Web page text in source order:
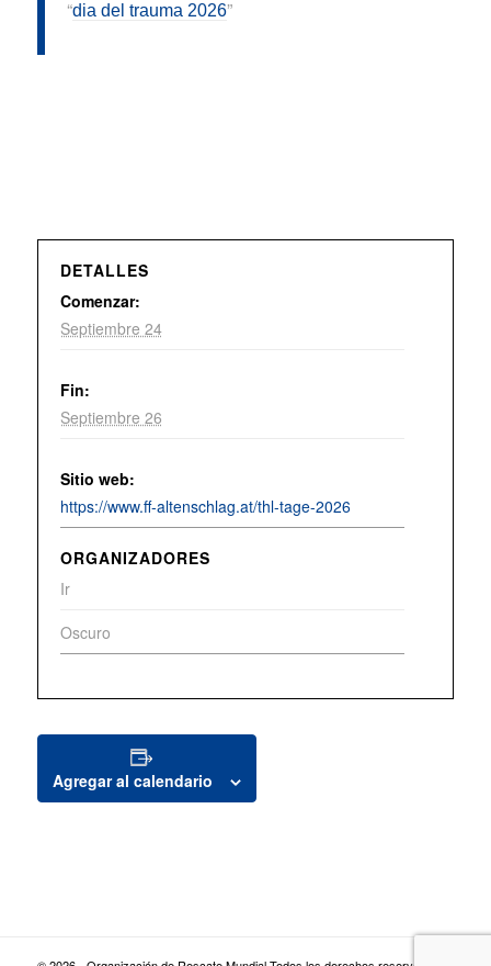
dia del trauma 2026
DETALLES
Comenzar:
Septiembre 24
Fin:
Septiembre 26
Sitio web:
https://www.ff-altenschlag.at/thl-tage-2026
ORGANIZADORES
Ir
Oscuro
Agregar al calendario